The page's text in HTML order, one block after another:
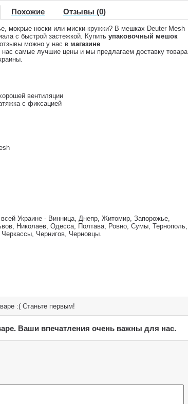
Похожие Отзывы (0)
мокрые носки или миски-кружки? В мешках Deuter Mesh
с быстрой застежкой. Купить упаковочный мешок
можно у нас в магазине
нас самые лучшие цены и мы предлагаем доставку товара
вентиляции
с фиксацией
Украине - Винница, Днепр, Житомир, Запорожье,
Николаев, Одесса, Полтава, Ровно, Сумы, Тернополь,
Чернигов, Черновцы.
:( Станьте первым!
Ваши впечатления очень важны для нас.